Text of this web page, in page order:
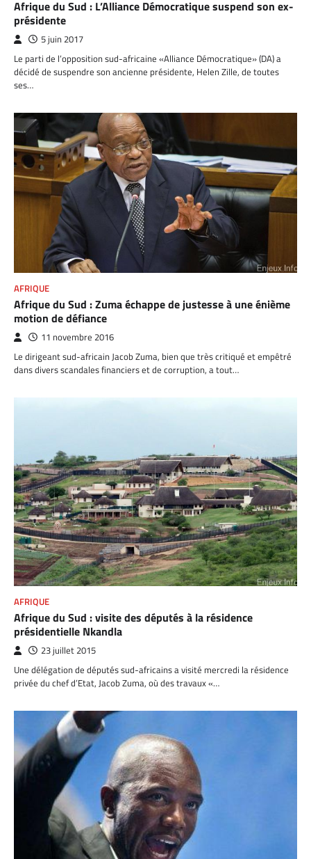
Afrique du Sud : L’Alliance Démocratique suspend son ex-
présidente
5 juin 2017
Le parti de l’opposition sud-africaine «Alliance Démocratique» (DA) a
décidé de suspendre son ancienne présidente, Helen Zille, de toutes
ses…
AFRIQUE
Afrique du Sud : Zuma échappe de justesse à une énième
motion de défiance
11 novembre 2016
Le dirigeant sud-africain Jacob Zuma, bien que très critiqué et empêtré
dans divers scandales financiers et de corruption, a tout…
AFRIQUE
Afrique du Sud : visite des députés à la résidence
présidentielle Nkandla
23 juillet 2015
Une délégation de députés sud-africains a visité mercredi la résidence
privée du chef d’Etat, Jacob Zuma, où des travaux «…